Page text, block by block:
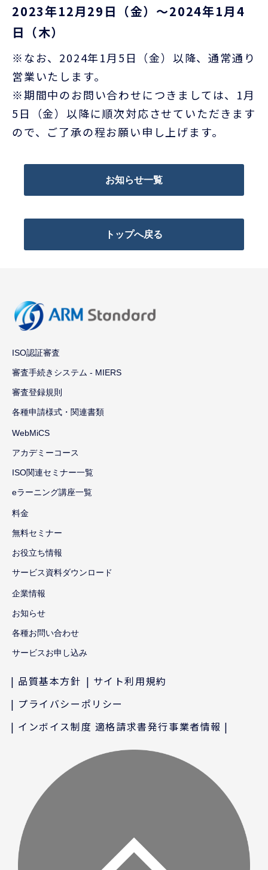
2023年12月29日（金）～2024年1月4
日（木）
※なお、2024年1月5日（金）以降、通常通り
営業いたします。
※期間中のお問い合わせにつきましては、1月
5日（金）以降に順次対応させていただきます
ので、ご了承の程お願い申し上げます。
お知らせ一覧
トップへ戻る
ISO認証審査
審査手続きシステム - MIERS
審査登録規則
各種申請様式・関連書類
WebMiCS
アカデミーコース
ISO関連セミナー一覧
eラーニング講座一覧
料金
無料セミナー
お役立ち情報
サービス資料ダウンロード
企業情報
お知らせ
各種お問い合わせ
サービスお申し込み
品質基本方針
サイト利用規約
プライバシーポリシー
インボイス制度 適格請求書発行事業者情報